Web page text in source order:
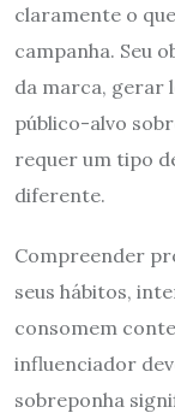
claramente o
campanha. Seu
da marca, gerar
público-alvo
requer um tipo
diferente.
Compreender
seus hábitos,
consomem
influenciador
sobreponha